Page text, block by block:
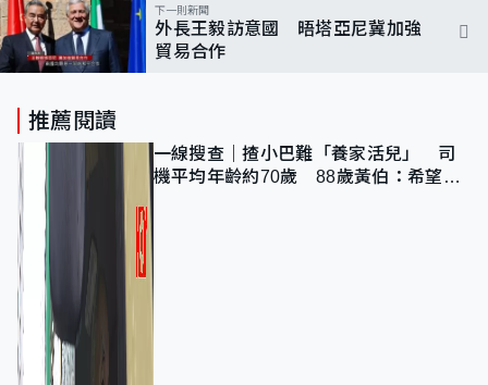
下一則新聞
外長王毅訪意國 晤塔亞尼冀加強
貿易合作
推薦閱讀
一線搜查｜揸小巴難「養家活兒」 司
機平均年齡約70歲 88歲黃伯：希望一